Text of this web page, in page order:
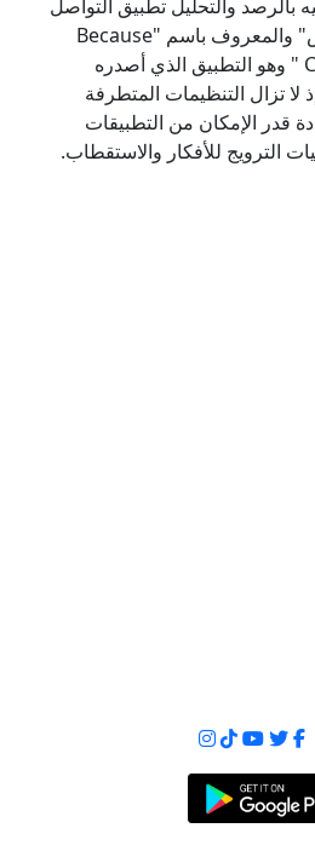
بالرصد والتحليل تطبيق التواصل
الحديث التابع لتنظيم "داعش" والمعروف باسم "Because
Communication Matters " وهو التطبيق الذي أصدره
لا تزال التنظيمات المتطرفة
قدر الإمكان من التطبيقات
الترويج للأفكار والاستقطاب.